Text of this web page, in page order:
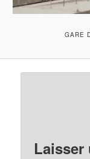
GARE
Laisser